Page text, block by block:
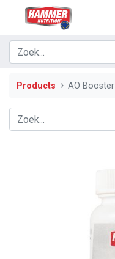
Products AO Booster